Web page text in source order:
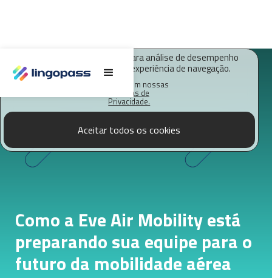
O Lingopass utiliza cookies para análise de desempenho
deste site e melhorar sua experiência de navegação.
Saiba mais em nossas
Políticas de
Privacidade.
Aceitar todos os cookies
Como a Eve Air Mobility está
preparando sua equipe para o
futuro da mobilidade aérea